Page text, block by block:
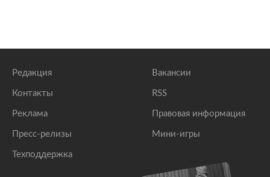
Редакция
Контакты
Реклама
Пресс-релизы
Техподдержка
Вакансии
RSS
Правовая информация
Мини-игры